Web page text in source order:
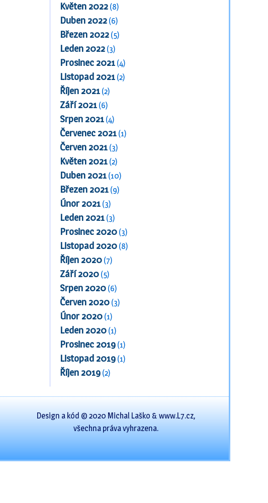
Květen 2022 (8)
Duben 2022 (6)
Březen 2022 (5)
Leden 2022 (3)
Prosinec 2021 (4)
Listopad 2021 (2)
Říjen 2021 (2)
Září 2021 (6)
Srpen 2021 (4)
Červenec 2021 (1)
Červen 2021 (3)
Květen 2021 (2)
Duben 2021 (10)
Březen 2021 (9)
Únor 2021 (3)
Leden 2021 (3)
Prosinec 2020 (3)
Listopad 2020 (8)
Říjen 2020 (7)
Září 2020 (5)
Srpen 2020 (6)
Červen 2020 (3)
Únor 2020 (1)
Leden 2020 (1)
Prosinec 2019 (1)
Listopad 2019 (1)
Říjen 2019 (2)
Design a kód © 2020 Michal Laško & www.L7.cz,
všechna práva vyhrazena.